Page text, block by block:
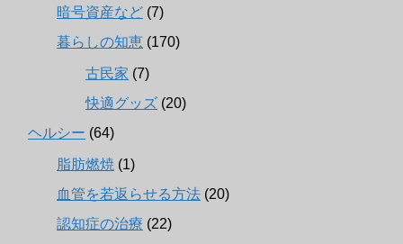
暗号資産など (7)
暮らしの知恵 (170)
古民家 (7)
快適グッズ (20)
ヘルシー (64)
脂肪燃焼 (1)
血管を若返らせる方法 (20)
認知症の治療 (22)